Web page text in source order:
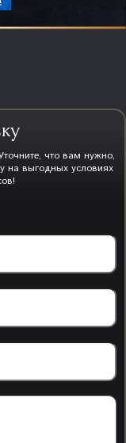
что вам нужно,
на выгодных условиях